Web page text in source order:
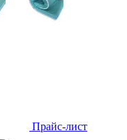
Прайс-лист